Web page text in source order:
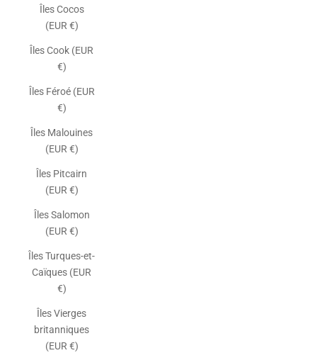
Îles Cocos
(EUR €)
Îles Cook (EUR
€)
Îles Féroé (EUR
€)
Îles Malouines
(EUR €)
Îles Pitcairn
(EUR €)
Îles Salomon
(EUR €)
Îles Turques-et-
Caïques (EUR
€)
Îles Vierges
britanniques
(EUR €)